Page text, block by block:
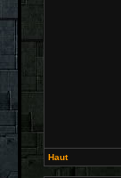
Haut